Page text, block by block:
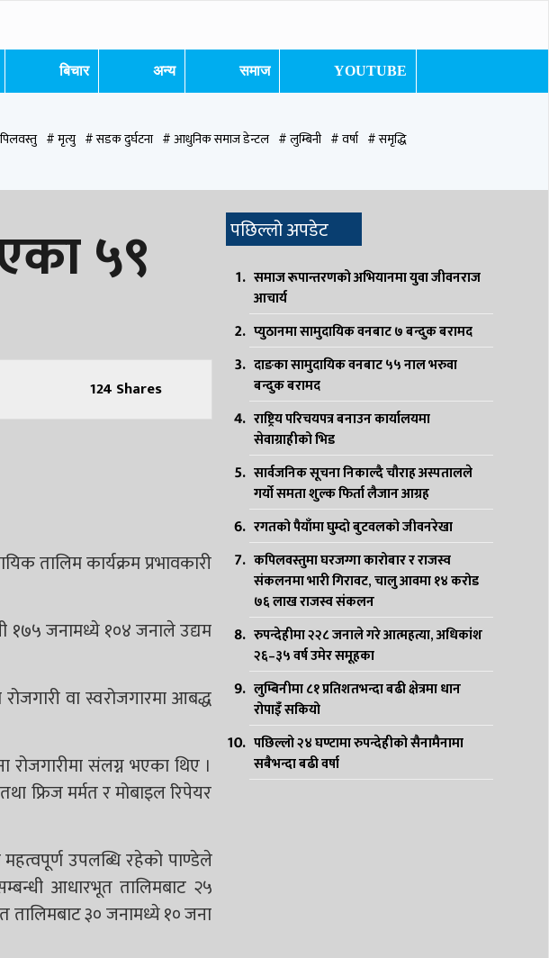
बिचार अन्य समाज YOUTUBE
# मृत्यु # सडक दुर्घटना # आधुनिक समाज डेन्टल # लुम्बिनी # वर्षा # समृद्धि
# मन्दिर # सिद्धबाबा # बुटवल उपमहानगरपालिका # बुटवल उपमहान # स्वास्थ्य # निर्वाचन # पाल्पा
५९
124 Shares
तालिम कार्यक्रम प्रभावकारी
१७५ जनामध्ये १०४ जनाले उद्यम
वा स्वरोजगारमा आबद्ध
संलग्न भएका थिए ।
फ्रिज मर्मत र मोबाइल रिपेयर
महत्वपूर्ण उपलब्धि रहेको पाण्डेले
आधारभूत तालिमबाट २५
तालिमबाट ३० जनामध्ये १० जना
पछिल्लो अपडेट
समाज रूपान्तरणको अभियानमा युवा जीवनराज
आचार्य
प्युठानमा सामुदायिक वनबाट ७ बन्दुक बरामद
दाङका सामुदायिक वनबाट ५५ नाल भरुवा
बन्दुक बरामद
राष्ट्रिय परिचयपत्र बनाउन कार्यालयमा
सेवाग्राहीको भिड
सार्वजनिक सूचना निकाल्दै चौराह अस्पतालले
गर्यो समता शुल्क फिर्ता लैजान आग्रह
रगतको पैयाँमा घुम्दो बुटवलको जीवनरेखा
कपिलवस्तुमा घरजग्गा कारोबार र राजस्व
संकलनमा भारी गिरावट, चालु आवमा १४ करोड
७६ लाख राजस्व संकलन
रुपन्देहीमा २२८ जनाले गरे आत्महत्या, अधिकांश
२६–३५ वर्ष उमेर समूहका
लुम्बिनीमा ८१ प्रतिशतभन्दा बढी क्षेत्रमा धान
रोपाइँ सकियो
पछिल्लो २४ घण्टामा रुपन्देहीको सैनामैनामा
सबैभन्दा बढी वर्षा